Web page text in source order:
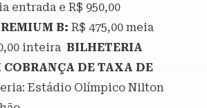
entrada e R$ 950,00
B: R$ 475,00 meia
inteira BILHETERIA
COBRANÇA DE TAXA DE
Estádio Olímpico Nilton